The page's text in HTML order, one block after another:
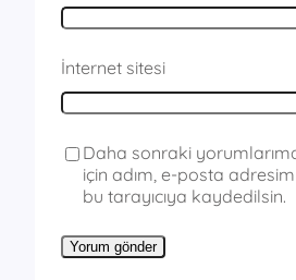
İnternet sitesi
Daha sonraki
için adım, e-posta
bu tarayıcıya kaydedilsin.